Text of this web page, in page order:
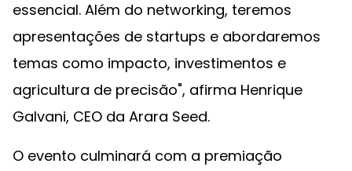
essencial. Além do networking, teremos
apresentações de startups e abordaremos
temas como impacto, investimentos e
agricultura de precisão", afirma Henrique
Galvani, CEO da Arara Seed.
O evento culminará com a premiação